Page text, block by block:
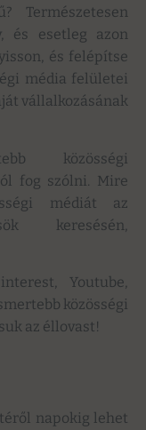
Természetesen
és esetleg azon
és felépítse
média felületei
vállalkozásának
közösségi
fog szólni. Mire
médiát az
keresésén,
Youtube,
közösségi
az éllovast!
napokig lehet